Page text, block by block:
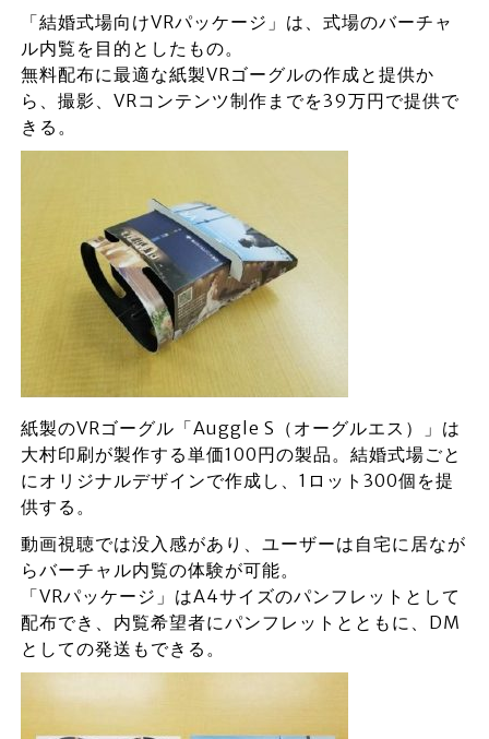
「結婚式場向けVRパッケージ」は、式場のバーチャ
ル内覧を目的としたもの。
無料配布に最適な紙製VRゴーグルの作成と提供か
ら、撮影、VRコンテンツ制作までを39万円で提供で
きる。
紙製のVRゴーグル「Auggle S（オーグルエス）」は
大村印刷が製作する単価100円の製品。結婚式場ごと
にオリジナルデザインで作成し、1ロット300個を提
供する。
動画視聴では没入感があり、ユーザーは自宅に居なが
らバーチャル内覧の体験が可能。
「VRパッケージ」はA4サイズのパンフレットとして
配布でき、内覧希望者にパンフレットとともに、DM
としての発送もできる。